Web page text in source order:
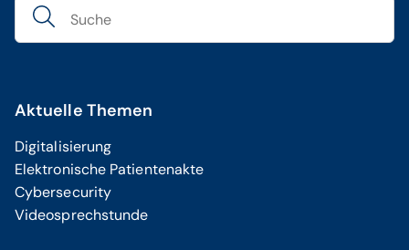
Aktuelle Themen
Digitalisierung
Elektronische Patientenakte
Cybersecurity
Videosprechstunde